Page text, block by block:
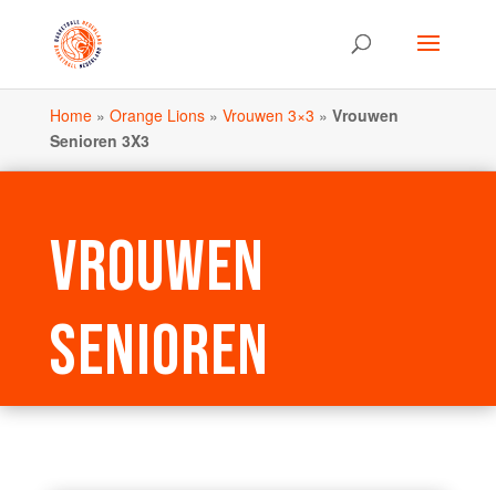
Home» Orange Lions» Vrouwen 3×3 » Vrouwen
Senioren 3X3
VROUWEN
SENIOREN